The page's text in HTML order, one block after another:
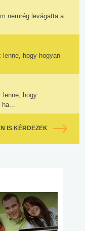
nemrég levágatta a
hogy hogyan
lenne, hogy
ha...
IS KÉRDEZEK